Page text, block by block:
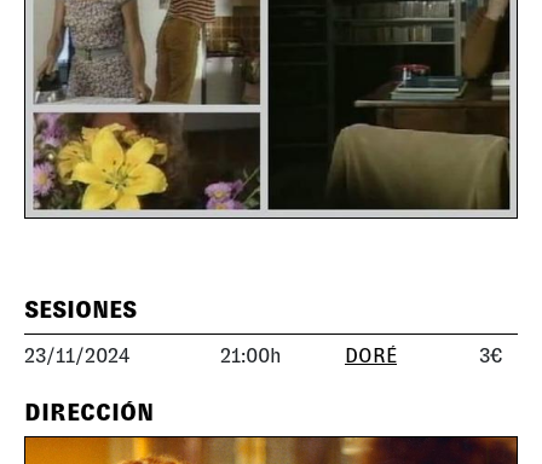
SESIONES
23/11/2024 21:00h DORÉ 3€
DIRECCIÓN